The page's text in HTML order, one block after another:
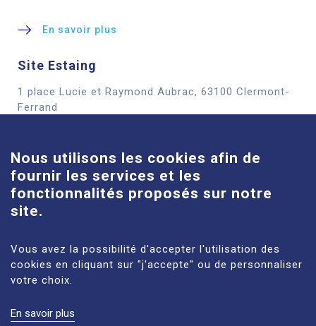
En savoir plus
Site Estaing
1 place Lucie et Raymond Aubrac, 63100 Clermont-
Ferrand
Site Louise-Michel
61 route de Châteaugay, 63118 Cébazat
En savoir plus
MENTIONS LÉGALES
Nous utilisons les cookies afin de
fournir les services et les
fonctionnalités proposés sur notre
site.
Vous avez la possibilité d'accepter l'utilisation des
cookies en cliquant sur "j'accepte" ou de personnaliser
votre choix.
En savoir plus